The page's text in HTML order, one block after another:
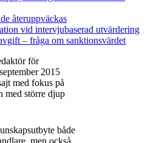
återuppväckas
vid intervjubaserad utvärdering
– fråga om sanktionsvärdet
för
2015
med fokus på
med större djup
både
men också